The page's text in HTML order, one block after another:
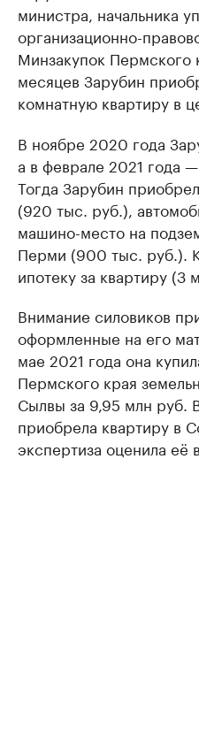
министра, начальника
организационно-
Минзакупок Пермского
месяцев Зарубин
комнатную квартиру в
В ноябре 2020 года
а в феврале 2021 года
Тогда Зарубин
(920 тыс. руб.),
машино-место на
Перми (900 тыс. руб.).
ипотеку за квартиру (3
Внимание силовиков
оформленные на его
мае 2021 года она
Пермского края
Сылвы за 9,95 млн руб.
приобрела квартиру в
экспертиза оценила её